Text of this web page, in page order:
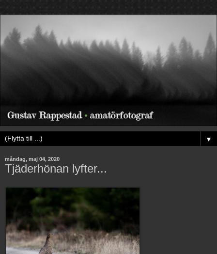
▼
måndag, maj 04, 2020
Tjäderhönan lyfter...